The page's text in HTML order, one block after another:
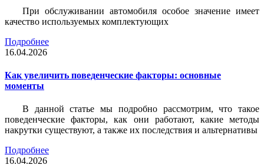
При обслуживании автомобиля особое значение имеет
качество используемых комплектующих
Подробнее
16.04.2026
Как увеличить поведенческие факторы: основные
моменты
В данной статье мы подробно рассмотрим, что такое
поведенческие факторы, как они работают, какие методы
накрутки существуют, а также их последствия и альтернативы
Подробнее
16.04.2026